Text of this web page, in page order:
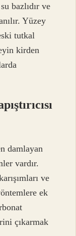
bazlıdır ve
Yüzey
tutkal
kirden
damlayan
vardır.
ve
ek
çıkarmak